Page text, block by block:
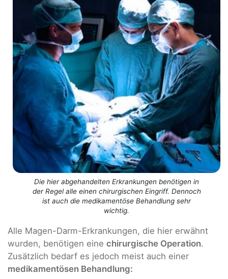
Die hier abgehandelten Erkrankungen benötigen in
der Regel alle einen chirurgischen Eingriff. Dennoch
ist auch die medikamentöse Behandlung sehr
wichtig.
Alle Magen-Darm-Erkrankungen, die hier erwähnt
wurden, benötigen eine chirurgische Operation.
Zusätzlich bedarf es jedoch meist auch einer
medikamentösen Behandlung: